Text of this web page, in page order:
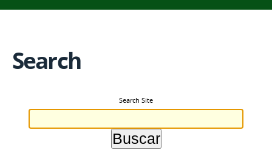
Search
Search Site